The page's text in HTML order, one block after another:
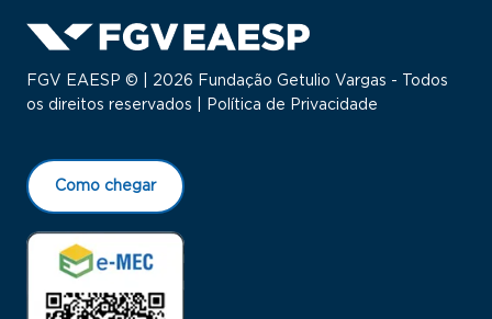
FGV EAESP © | 2026 Fundação Getulio Vargas - Todos
os direitos reservados |
Política de Privacidade
Como chegar